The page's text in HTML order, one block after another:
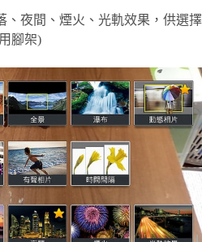
、夜間、煙火、光軌效果，供選擇
腳架)